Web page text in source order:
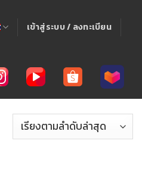
เข้าสู่ระบบ / ลงทะเบียน